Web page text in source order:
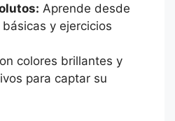
Aprende desde
y ejercicios
colores brillantes y
para captar su